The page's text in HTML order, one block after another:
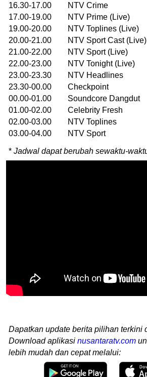
16.30-17.00 NTV Crime
17.00-19.00 NTV Prime (Live)
19.00-20.00 NTV Toplines (Live)
20.00-21.00 NTV Sport Cast (Live)
21.00-22.00 NTV Sport (Live)
22.00-23.00 NTV Tonight (Live)
23.00-23.30 NTV Headlines
23.30-00.00 Checkpoint
00.00-01.00 Soundcore Dangdut
01.00-02.00 Celebrity Fresh
02.00-03.00 NTV Toplines
03.00-04.00 NTV Sport
* Jadwal dapat berubah sewaktu-
Dapatkan update berita pilihan terkini
Download aplikasi nusantaratv.com
lebih mudah dan cepat melalui: